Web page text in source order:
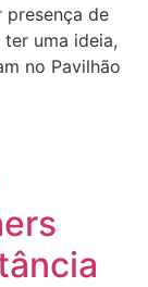
presença de
uma ideia,
no Pavilhão